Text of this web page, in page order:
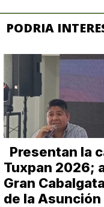
PODRIA
Presentan la
Tuxpan 2026;
Gran
de la Asunción